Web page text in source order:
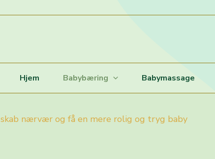
Hjem Babybæring Babymassage
skab nærvær og få en mere rolig og tryg baby